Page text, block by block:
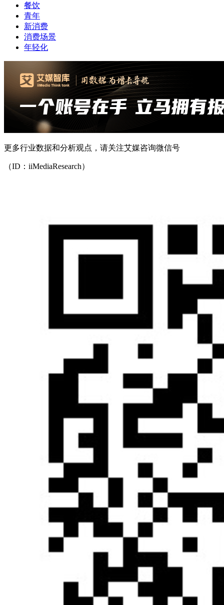
餐饮
青年
新消费
消费场景
年轻化
更多行业数据和分析观点，请关注艾媒咨询微信号
（ID：iiMediaResearch）